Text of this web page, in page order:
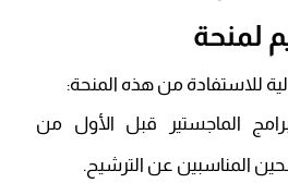
لمنحة
للاستفادة من هذه المنحة:
الماجستير قبل الأول من
المناسبين عن الترشيح.